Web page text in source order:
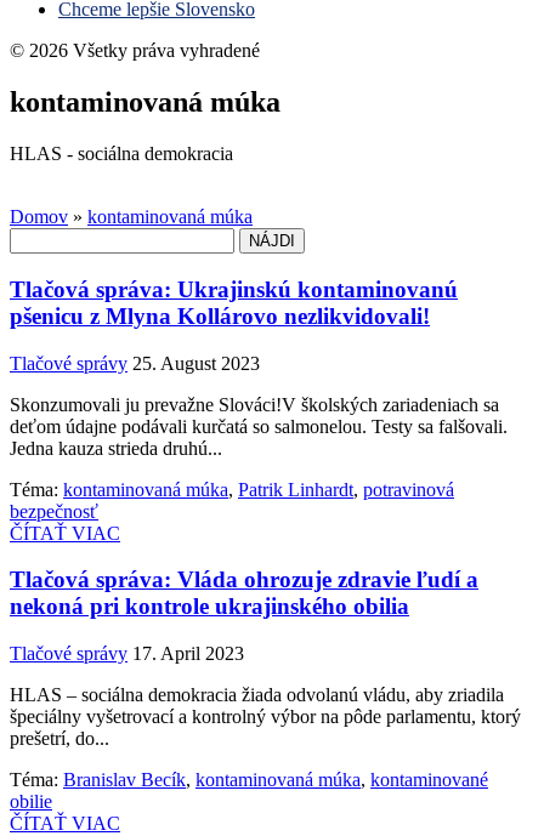
Chceme lepšie Slovensko
© 2026 Všetky práva vyhradené
kontaminovaná múka
HLAS - sociálna demokracia
Domov » kontaminovaná múka
Tlačová správa: Ukrajinskú kontaminovanú
pšenicu z Mlyna Kollárovo nezlikvidovali!
Tlačové správy 25. August 2023
Skonzumovali ju prevažne Slováci!V školských zariadeniach sa
deťom údajne podávali kurčatá so salmonelou. Testy sa falšovali.
Jedna kauza strieda druhú...
Téma: kontaminovaná múka, Patrik Linhardt, potravinová
bezpečnosť
ČÍTAŤ VIAC
Tlačová správa: Vláda ohrozuje zdravie ľudí a
nekoná pri kontrole ukrajinského obilia
Tlačové správy 17. April 2023
HLAS – sociálna demokracia žiada odvolanú vládu, aby zriadila
špeciálny vyšetrovací a kontrolný výbor na pôde parlamentu, ktorý
prešetrí, do...
Téma: Branislav Becík, kontaminovaná múka, kontaminované
obilie
ČÍTAŤ VIAC